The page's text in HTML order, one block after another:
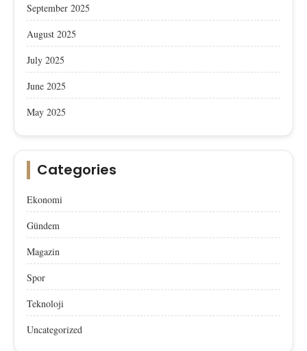
September 2025
August 2025
July 2025
June 2025
May 2025
Categories
Ekonomi
Gündem
Magazin
Spor
Teknoloji
Uncategorized